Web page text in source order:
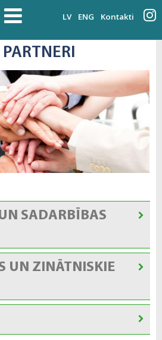
LV ENG Kontakti
SADARBĪBAS
UN ZINĀTNISKIE